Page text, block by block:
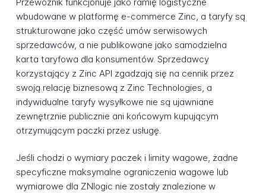
wbudowane w platformę e-commerce Zinc, a taryfy są
strukturowane jako część umów serwisowych
sprzedawców, a nie publikowane jako samodzielna
karta taryfowa dla konsumentów. Sprzedawcy
korzystający z Zinc API zgadzają się na cennik przez
swoją relację biznesową z Zinc Technologies, a
indywidualne taryfy wysyłkowe nie są ujawniane
zewnętrznie publicznie ani końcowym kupującym
otrzymującym paczki przez usługę.
Jeśli chodzi o wymiary paczek i limity wagowe, żadne
specyficzne maksymalne ograniczenia wagowe lub
wymiarowe dla ZNlogic nie zostały znalezione w